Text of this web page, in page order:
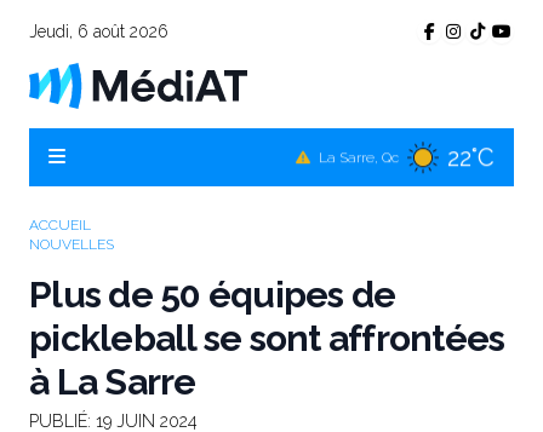
Jeudi, 6 août 2026
La Sarre, Qc 22°C
Amos, Qc
ACCUEIL
NOUVELLES
Plus de 50 équipes de
pickleball se sont affrontées
à La Sarre
PUBLIÉ: 19 JUIN 2024